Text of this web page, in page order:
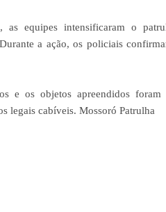
as equipes intensificaram o
a ação, os policiais
e os objetos apreendidos
legais cabíveis. Mossoró Patrulha